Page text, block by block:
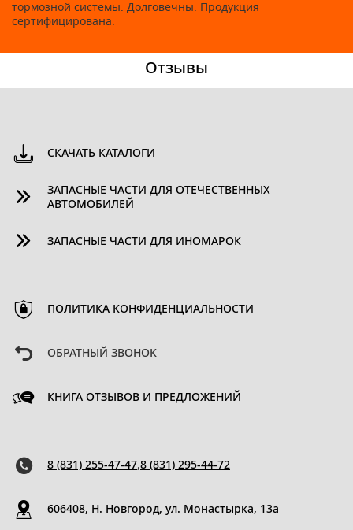
тормозной системы. Долговечны. Продукция
сертифицирована.
Отзывы
СКАЧАТЬ КАТАЛОГИ
ЗАПАСНЫЕ ЧАСТИ ДЛЯ ОТЕЧЕСТВЕННЫХ
АВТОМОБИЛЕЙ
ЗАПАСНЫЕ ЧАСТИ ДЛЯ ИНОМАРОК
ПОЛИТИКА КОНФИДЕНЦИАЛЬНОСТИ
ОБРАТНЫЙ ЗВОНОК
КНИГА ОТЗЫВОВ И ПРЕДЛОЖЕНИЙ
8 (831) 255-47-47,8 (831) 295-44-72
606408, Н. Новгород, ул. Монастырка, 13a